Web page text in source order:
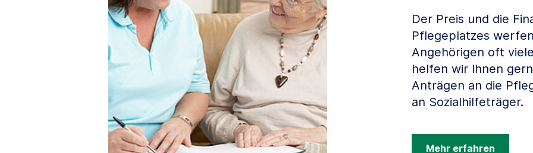
Der Preis und die
Pflegeplatzes
Angehörigen oft
helfen wir Ihnen
Anträgen an die
an Sozialhilfeträger.
Mehr erfahren